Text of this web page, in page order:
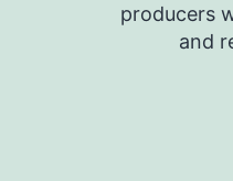
producers
and